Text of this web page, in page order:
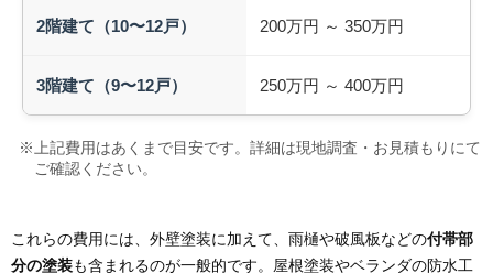
2階建て（10〜12戸） 200万円 ～ 350万円
3階建て（9〜12戸） 250万円 ～ 400万円
※上記費用はあくまで目安です。詳細は現地調査・お見積もりにて
ご確認ください。
これらの費用には、外壁塗装に加えて、雨樋や破風板などの付帯部
分の塗装も含まれるのが一般的です。屋根塗装やベランダの防水工